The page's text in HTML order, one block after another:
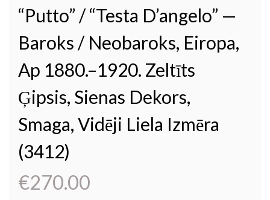
“Putto” / “Testa D’angelo” —
Baroks / Neobaroks, Eiropa,
Ap 1880.–1920. Zeltīts
Ģipsis, Sienas Dekors,
Smaga, Vidēji Liela Izmēra
(3412)
€270.00